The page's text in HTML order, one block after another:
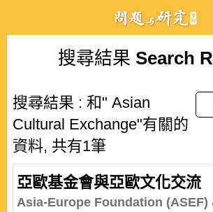
搜尋結果 Search
搜尋結果 : 和" Asian
Cultural Exchange"有關的
資料, 共有1筆
亞歐基金會與亞歐文化交流
Asia-Europe Foundation (ASEF)